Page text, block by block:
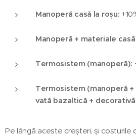
Manoperă casă la roșu:
Manoperă + materiale
Termosistem (manoperă):
Termosistem (manoperă
vată bazaltică +
Pe lângă aceste creșteri, și costurile